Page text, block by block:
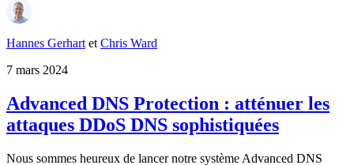
Hannes GerhartetChris Ward
7 mars 2024
Advanced DNS Protection : atténuer les
attaques DDoS DNS sophistiquées
Nous sommes heureux de lancer notre système Advanced DNS